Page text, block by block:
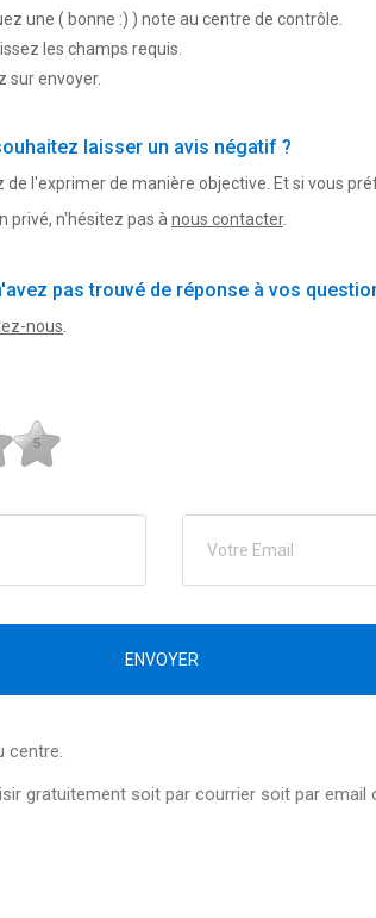
une ( bonne :) ) note au centre de contrôle.
les champs requis.
sur envoyer.
laisser un avis négatif ?
de l'exprimer de manière objective. Et si vous
privé, n'hésitez pas ànous contacter.
pas trouvé de réponse à vos
nous.
5
ENVOYER
centre.
gratuitement soit par courrier soit par email